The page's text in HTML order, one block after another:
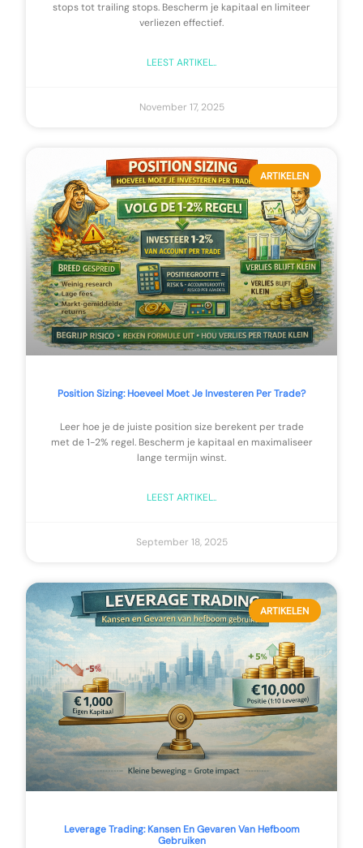
stops tot trailing stops. Bescherm je kapitaal en limiteer
verliezen effectief.
LEEST ARTIKEL..
November 17, 2025
ARTIKELEN
Position Sizing: Hoeveel Moet Je Investeren Per Trade?
Leer hoe je de juiste position size berekent per trade
met de 1-2% regel. Bescherm je kapitaal en maximaliseer
lange termijn winst.
LEEST ARTIKEL..
September 18, 2025
ARTIKELEN
Leverage Trading: Kansen En Gevaren Van Hefboom
Gebruiken